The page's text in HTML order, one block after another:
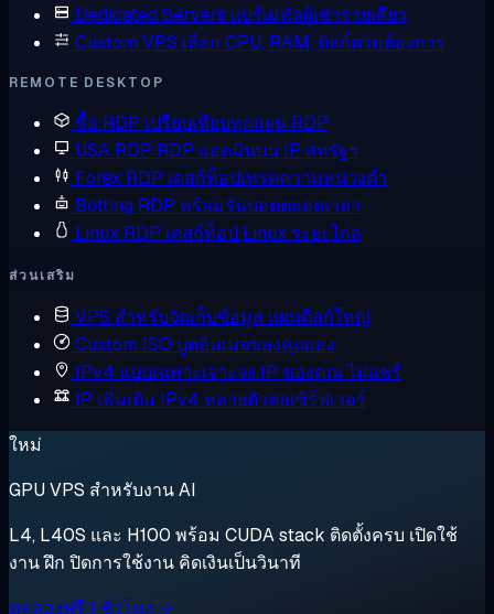
Dedicated Servers แบร์เมทัลผู้เช่ารายเดียว
Custom VPS เลือก CPU, RAM, ดิสก์ตามต้องการ
REMOTE DESKTOP
ซื้อ RDP เปรียบเทียบทุกแผน RDP
USA RDP RDP แอดมินบน IP สหรัฐฯ
Forex RDP เดสก์ท็อปเทรดความหน่วงต่ำ
Botting RDP พร้อมรันบอตตลอดเวลา
Linux RDP เดสก์ท็อป Linux ระยะไกล
ส่วนเสริม
VPS สำหรับจัดเก็บข้อมูล แผนดิสก์ใหญ่
Custom ISO บูตอิมเมจของคุณเอง
IPv4 แบบเฉพาะเจาะจง IP ของคุณ ไม่แชร์
IP เพิ่มเติม IPv4 หลายตัวต่อเซิร์ฟเวอร์
ใหม่
GPU VPS สำหรับงาน AI
L4, L40S และ H100 พร้อม CUDA stack ติดตั้งครบ เปิดใช้
งาน ฝึก ปิดการใช้งาน คิดเงินเป็นวินาที
ทดลองฟรี 1 ชั่วโมง →